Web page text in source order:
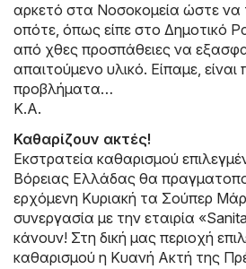
αρκετό στα Νοσοκομεία ώστε
οπότε, όπως είπε στο Δημοτικό
από χθες προσπάθειες να
απαιτούμενο υλικό. Είπαμε,
προβλήματα…
Κ.Α.
Καθαρίζουν ακτές!
Εκστρατεία καθαρισμού
Βόρειας Ελλάδας θα
ερχόμενη Κυριακή τα Σούπερ
συνεργασία με την εταιρία
κάνουν! Στη δική μας περιοχή
καθαρισμού η Κυανή Ακτή της